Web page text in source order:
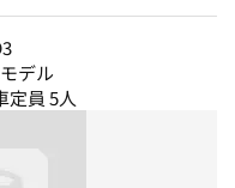
デル
定員 5人